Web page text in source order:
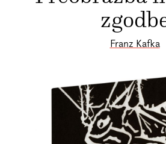
Akcije
Beletrinini projekti
Franz Kafka